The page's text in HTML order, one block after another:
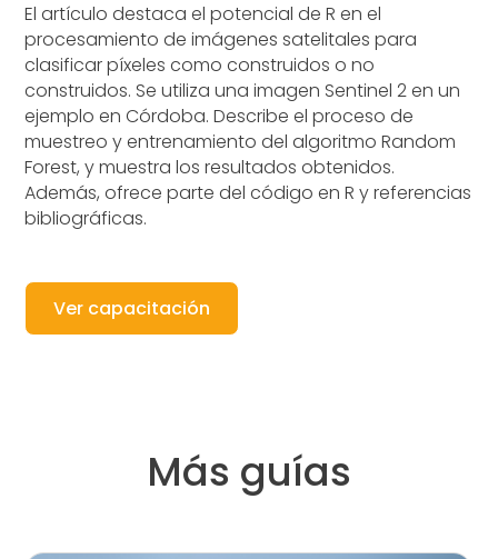
El artículo destaca el potencial de R en el
procesamiento de imágenes satelitales para
clasificar píxeles como construidos o no
construidos. Se utiliza una imagen Sentinel 2 en un
ejemplo en Córdoba. Describe el proceso de
muestreo y entrenamiento del algoritmo Random
Forest, y muestra los resultados obtenidos.
Además, ofrece parte del código en R y referencias
bibliográficas.
Ver capacitación
Más guías